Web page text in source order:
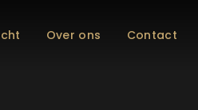
Over ons Contact